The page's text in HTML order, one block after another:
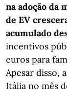
na adoção da
de EV
acumulado
incentivos
euros para
Apesar disso,
Itália no mês